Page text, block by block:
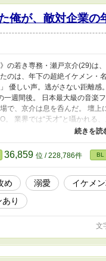
俺が、敵対企業
の若き専務・瀬戸京介(29)は
のは、年下の超絶イケメン・
優しい声。逃がさない距離感
一週間後。 日本最大級の音
で、京介は息を呑んだ。 壇
。 業界では“天才”と囁かれる
ル、ベッドの上では――？ 立
していく。 「もう隠さない
覚め”。 一夜の過ちから始
務だったので、ビジネスも
36,859 位 / 228,786件 BL
め 溺愛 イケメ
り
文